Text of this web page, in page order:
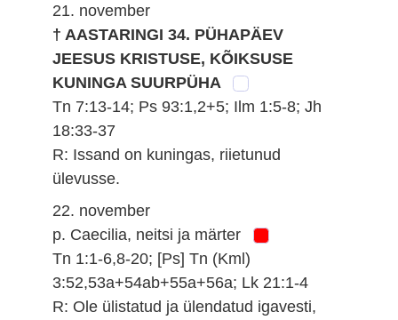
21. november
† AASTARINGI 34. PÜHAPÄEV
JEESUS KRISTUSE, KÕIKSUSE
KUNINGA SUURPÜHA
Tn 7:13-14; Ps 93:1,2+5; Ilm 1:5-8; Jh
18:33-37
R: Issand on kuningas, riietunud
ülevusse.
22. november
p. Caecilia, neitsi ja märter
Tn 1:1-6,8-20; [Ps] Tn (Kml)
3:52,53a+54ab+55a+56a; Lk 21:1-4
R: Ole ülistatud ja ülendatud igavesti,